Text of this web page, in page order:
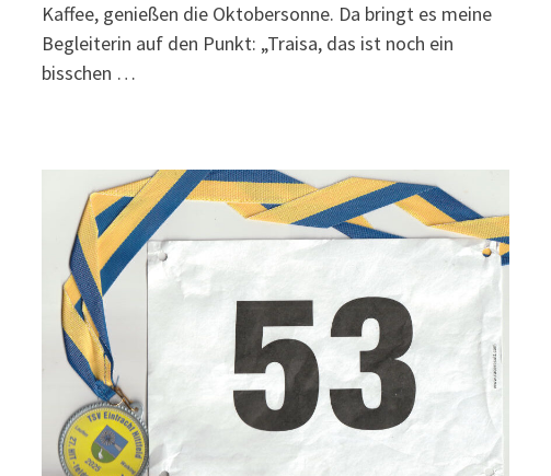
Kaffee, genießen die Oktobersonne. Da bringt es meine
Begleiterin auf den Punkt: „Traisa, das ist noch ein
bisschen …